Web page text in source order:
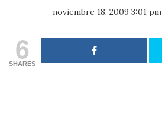
noviembre 18, 2009 3:01 pm
6
SHARES